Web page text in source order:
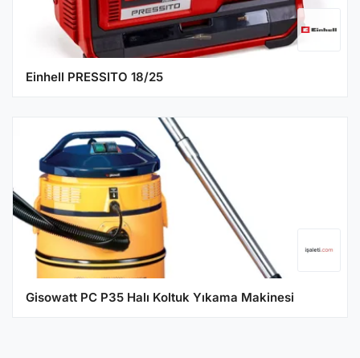
Einhell PRESSITO 18/25
Gisowatt PC P35 Halı Koltuk Yıkama Makinesi